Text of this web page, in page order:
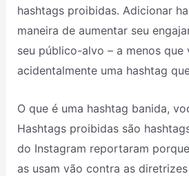
hashtags proibidas. Adicionar
maneira de aumentar seu
seu público-alvo – a menos que
acidentalmente uma hashtag
O que é uma hashtag banida,
Hashtags proibidas são
do Instagram reportaram
as usam vão contra as